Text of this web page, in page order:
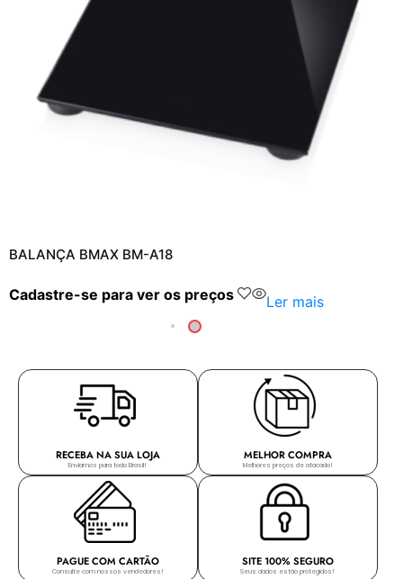
BALANÇA BMAX BM-A18
Cadastre-se para ver os preços Ler mais
RECEBA NA SUA LOJA
Enviamos para todo Brasil!
MELHOR COMPRA
Melhores preços de atacado!
PAGUE COM CARTÃO
Consulte com nossos vendedores!
SITE 100% SEGURO
Seus dados estão protegidos!